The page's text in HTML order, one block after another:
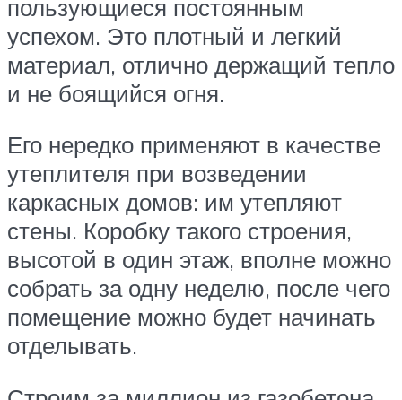
пользующиеся постоянным
успехом. Это плотный и легкий
материал, отлично держащий тепло
и не боящийся огня.
Его нередко применяют в качестве
утеплителя при возведении
каркасных домов: им утепляют
стены. Коробку такого строения,
высотой в один этаж, вполне можно
собрать за одну неделю, после чего
помещение можно будет начинать
отделывать.